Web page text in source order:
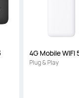
4G Mobile WIFI
Plug & Play